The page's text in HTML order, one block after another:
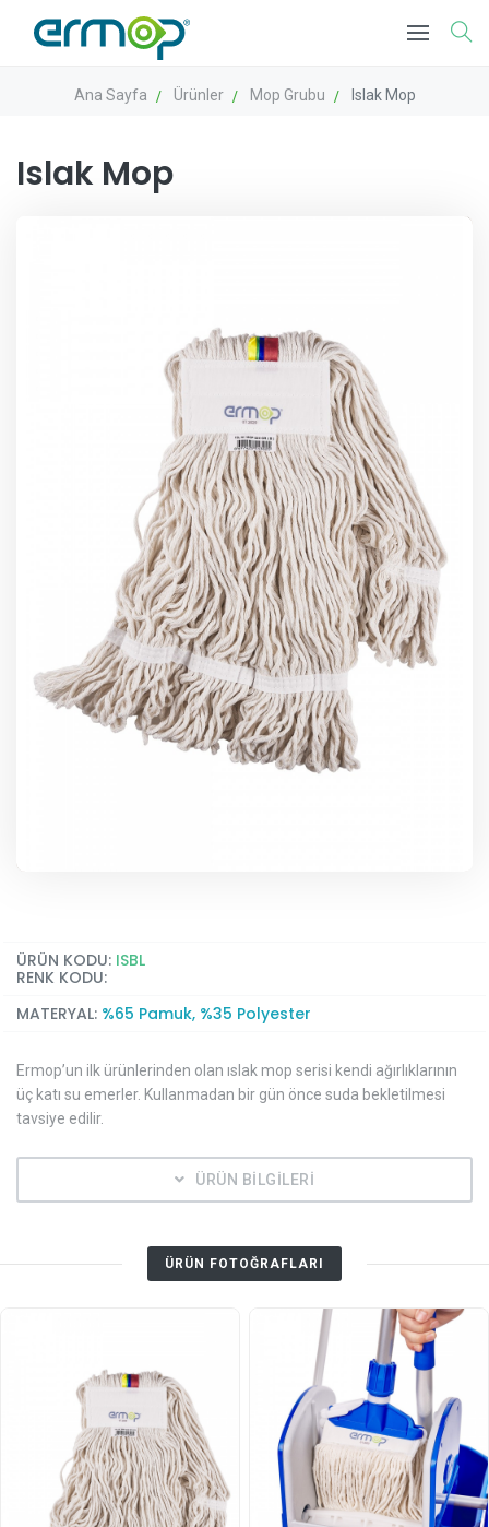
Ana Sayfa Ürünler Mop Grubu Islak Mop
Islak Mop
ÜRÜN KODU: ISBL
RENK KODU:
MATERYAL: %65 Pamuk, %35 Polyester
Ermop’un ilk ürünlerinden olan ıslak mop serisi kendi ağırlıklarının
üç katı su emerler. Kullanmadan bir gün önce suda bekletilmesi
tavsiye edilir.
ÜRÜN BİLGİLERİ
ÜRÜN FOTOĞRAFLARI